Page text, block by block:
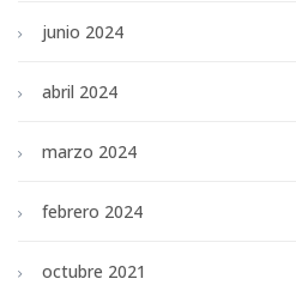
junio 2024
abril 2024
marzo 2024
febrero 2024
octubre 2021